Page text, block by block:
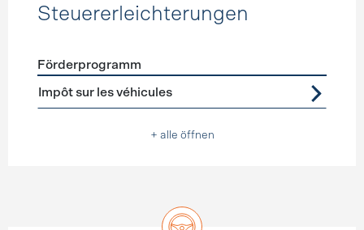
Steuererleichterungen
Förderprogramme Steuererleichterungen
Förderprogramm
Impôt sur les véhicules
+ alle öffnen